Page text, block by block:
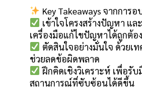
Key Takeaways จากการอ
เข้าใจโครงสร้างปัญหา แล
เครื่องมือแก้ไขปัญหาได้ถูกต้อง
ตัดสินใจอย่างมั่นใจ ด้วยเ
ช่วยลดข้อผิดพลาด
ฝึกคิดเชิงวิเคราะห์ เพื่อรั
สถานการณ์ที่ซับซ้อนได้ดีขึ้น